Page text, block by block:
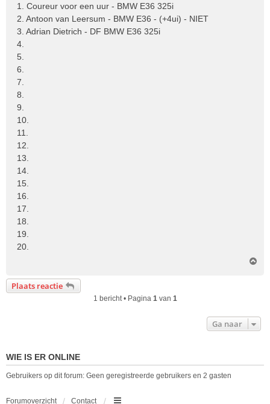
1. Coureur voor een uur - BMW E36 325i
2. Antoon van Leersum - BMW E36 - (+4ui) - NIET
3. Adrian Dietrich - DF BMW E36 325i
4.
5.
6.
7.
8.
9.
10.
11.
12.
13.
14.
15.
16.
17.
18.
19.
20.
Plaats reactie
1 bericht • Pagina 1van 1
Ga naar
WIE IS ER ONLINE
Gebruikers op dit forum: Geen geregistreerde gebruikers en 2 gasten
Forumoverzicht Contact